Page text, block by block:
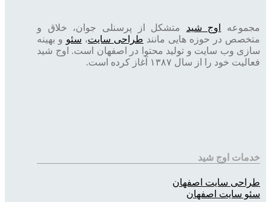
مجموعه اوج شید متشکل از پرسنلی جوان، خلاق و
متخصص در حوزه هایی مانند طراحی سایت، سئو و بهینه
سازی وب سایت و تولید محتوا در اصفهان است. اوج شید
فعالیت خود را از سال ۱۳۸۷ آغاز کرده است.
خدمات اوج شید
طراحی سایت اصفهان
سئو سایت اصفهان